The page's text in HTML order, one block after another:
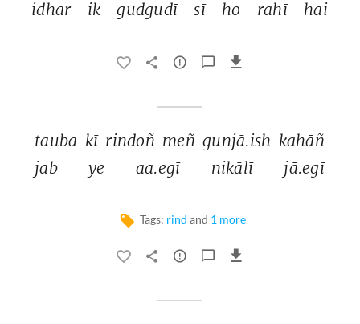
idhar
ik gudgudī sī ho rahī hai
tauba kī rindoñ meñ gunjā.ish kahāñ
jab
ye aa.egī nikālī jā.egī
Tags: rind and 1 more